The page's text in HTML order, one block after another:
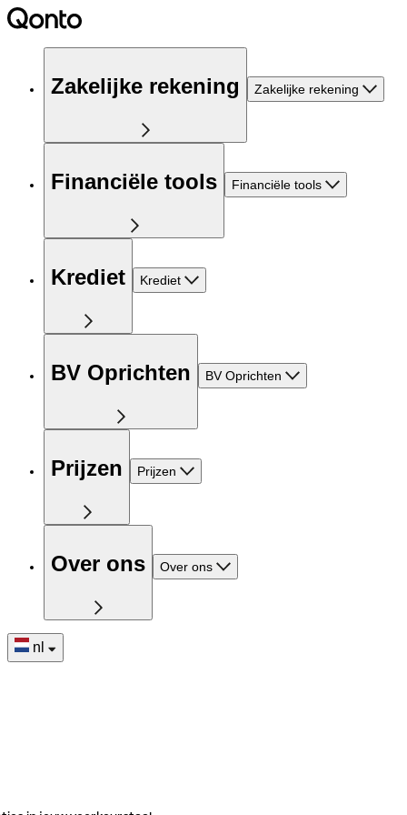
Zakelijke rekening Zakelijke rekening
Financiële tools Financiële tools
Krediet Krediet
BV Oprichten BV Oprichten
Prijzen Prijzen
Over ons Over ons
nl